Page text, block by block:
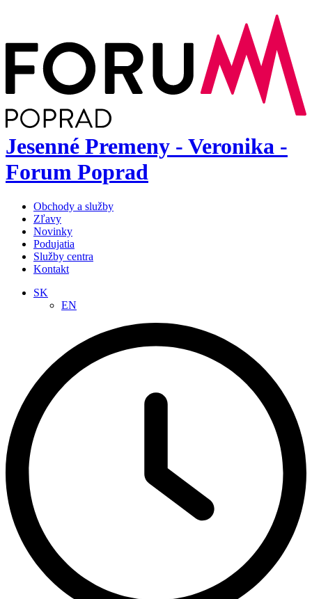
Jesenné Premeny - Veronika -
Forum Poprad
Obchody a služby
Zľavy
Novinky
Podujatia
Služby centra
Kontakt
SK
EN